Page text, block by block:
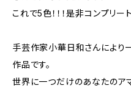
これで5色！！！是非コンプリー
手芸作家小華日和さんにより
作品です。
世界に一つだけのあなたのア